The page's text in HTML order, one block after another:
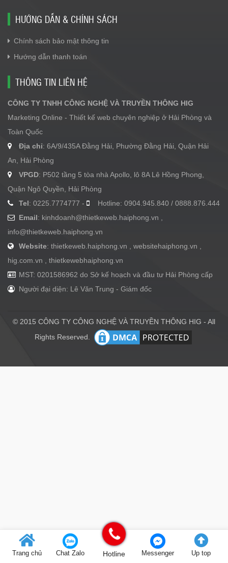
HƯỚNG DẪN & CHÍNH SÁCH
Chính sách bảo mật thông tin
Hướng dẫn thanh toán
THÔNG TIN LIÊN HỆ
CÔNG TY TNHH CÔNG NGHỆ VÀ TRUYỀN THÔNG HIG
Marketing Online - Thiết kế web chuyên nghiệp ở Hải Phòng và
Toàn Quốc
Địa chỉ: 6A/9/435A Đằng Hải, Phường Đằng Hải, Quận Hải
An, Hải Phòng
VPGD: P502 tầng 5 tòa nhà Apollo, lô 8A Lê Hồng Phong,
Quận Ngô Quyền, Hải Phòng
Tel: 0225.7774777 -
Hotline: 0904.945.840 / 0888.876.444
Email: kinhdoanh@thietkeweb.haiphong.vn
info@thietkeweb.haiphong.vn
Website: thietkeweb.haiphong.vn , websitehaiphong.vn ,
hig.com.vn , thietkewebhaiphong.vn
MST: 0201586962 do Sở kế hoạch và đầu tư Hải Phòng cấp
Người đại diện: Lê Văn Trung - Giám đốc
© 2015 CÔNG TY CÔNG NGHỆ VÀ TRUYỀN THÔNG HIG - All
Rights Reserved.
Trang chủ Chat Zalo Hotline Messenger Up top